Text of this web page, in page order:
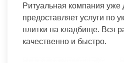
Ритуальная компания уже
предоставляет услуги по
плитки на кладбище. Вся
качественно и быстро.